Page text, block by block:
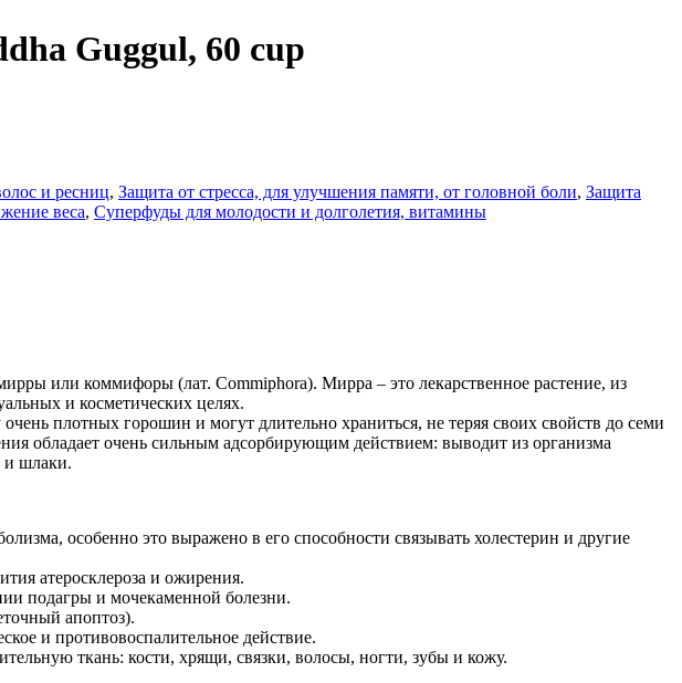
Guggul, 60 cup
и ресниц, Защита от стресса, для улучшения памяти, от головной боли, Защита
веса, Суперфуды для молодости и долголетия, витамины
или коммифоры (лат. Commiphora). Мирра – это лекарственное растение, из
и косметических целях.
плотных горошин и могут длительно храниться, не теряя своих свойств до семи
обладает очень сильным адсорбирующим действием: выводит из организма
и шлаки.
особенно это выражено в его способности связывать холестерин и другие
атеросклероза и ожирения.
подагры и мочекаменной болезни.
апоптоз).
и противовоспалительное действие.
ткань: кости, хрящи, связки, волосы, ногти, зубы и кожу.